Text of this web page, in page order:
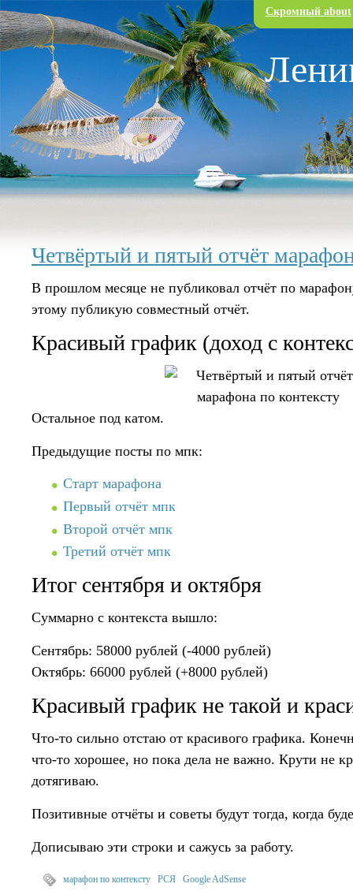
Перейти к основному содержанию Скромный about
Четвёртый и пятый отчёт
В прошлом месяце не публиковал отчёт по
этому публикую совместный отчёт.
Красивый график (доход с
Остальное под катом.
Предыдущие посты по мпк:
Старт марафона
Первый отчёт мпк
Второй отчёт мпк
Третий отчёт мпк
Итог сентября и октября
Суммарно с контекста вышло:
Сентябрь: 58000 рублей (-4000 рублей)
Октябрь: 66000 рублей (+8000 рублей)
Красивый график не такой и
Что-то сильно отстаю от красивого графика.
что-то хорошее, но пока дела не важно. Крути не
дотягиваю.
Позитивные отчёты и советы будут тогда, когда
Дописываю эти строки и сажусь за работу.
марафон по контексту РСЯ Google AdSense